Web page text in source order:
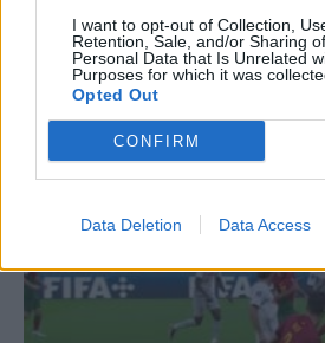
I want to opt-out of Collection,
Retention, Sale, and/or Sharing
Personal Data that Is Unrelated
Purposes for which it was
Opted Out
CONFIRM
Data Deletion Data Access
Englannin ja Ranskan
huipentaa puolivälierät –
neljän parhaan...
10.12.2022 10:40